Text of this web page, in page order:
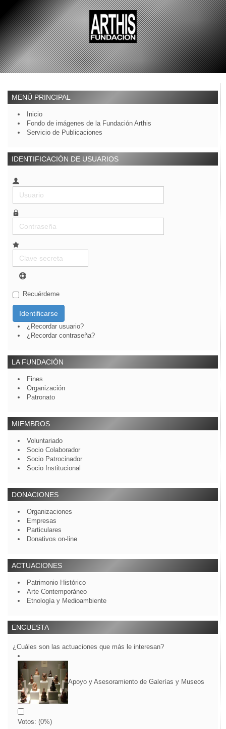
MENÚ PRINCIPAL
Inicio
Fondo de imágenes de la Fundación Arthis
Servicio de Publicaciones
IDENTIFICACIÓN DE USUARIOS
Contraseña
Recuérdeme
Identificarse
¿Recordar usuario?
¿Recordar contraseña?
LA FUNDACIÓN
Fines
Organización
Patronato
MIEMBROS
Voluntariado
Socio Colaborador
Socio Patrocinador
Socio Institucional
DONACIONES
Organizaciones
Empresas
Particulares
Donativos on-line
ACTUACIONES
Patrimonio Histórico
Arte Contemporáneo
Etnología y Medioambiente
ENCUESTA
¿Cuáles son las actuaciones que más le interesan?
Apoyo y Asesoramiento de Galerías y Museos
Votos: (0%)